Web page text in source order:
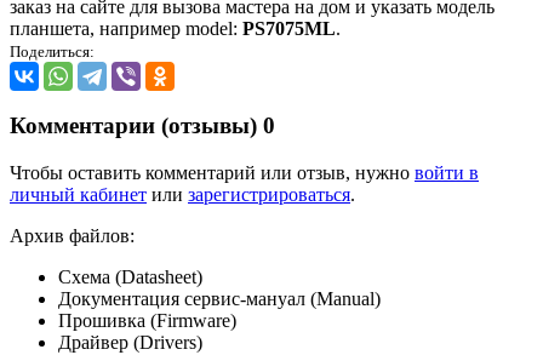
заказ на сайте для вызова мастера на дом и указать модель
планшета, например model: PS7075ML.
Поделиться:
Комментарии (отзывы) 0
Чтобы оставить комментарий или отзыв, нужно войти в
личный кабинет или зарегистрироваться.
Архив файлов:
Схема (Datasheet)
Документация сервис-мануал (Manual)
Прошивка (Firmware)
Драйвер (Drivers)